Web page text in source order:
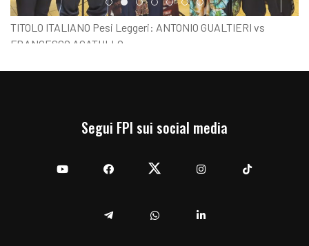
Item 0Item 1Item 2Item 3Item 4Item 5Item 6
TITOLO ITALIANO Pesi Leggeri: ANTONIO GUALTIERI vs
FRANCESCO ACATULLO
PESO UFFICIALE
Segui FPI sui social media